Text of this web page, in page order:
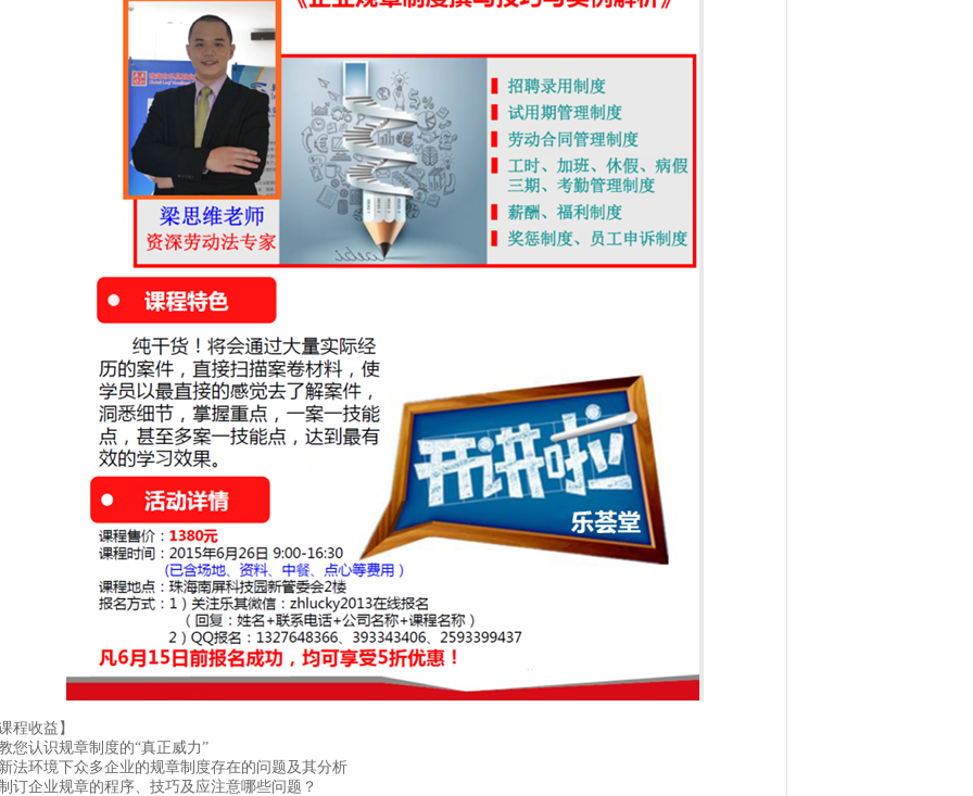
课程收益】
您认识规章制度的“真正威力”
法环境下众多企业的规章制度存在的问题及其分析
订企业规章的程序、技巧及应注意哪些问题？